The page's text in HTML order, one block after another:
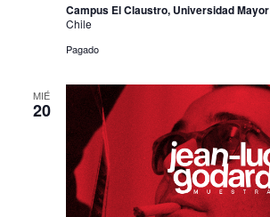
Campus El Claustro, Universidad Mayor
Chile
Pagado
MIÉ
20